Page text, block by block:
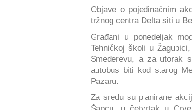
Objave o pojedinačnim
tržnog centra Delta siti u
Građani u ponedeljak
Tehničkoj školi u
Smederevu, a za utorak
autobus biti kod starog
Pazaru.
Za sredu su planirane
Šapcu, u četvrtak u